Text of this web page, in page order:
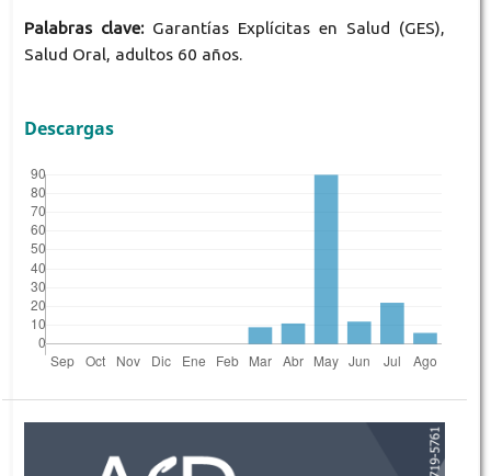
Palabras clave: Garantías Explícitas en Salud (GES),
Salud Oral, adultos 60 años.
Descargas